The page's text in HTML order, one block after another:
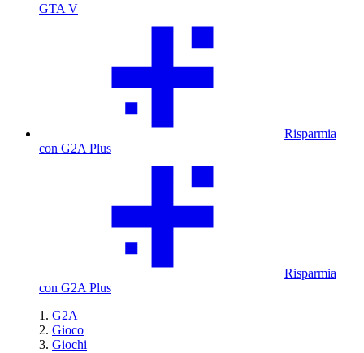
GTA V
Risparmia
con G2A Plus
Risparmia
con G2A Plus
G2A
Gioco
Giochi